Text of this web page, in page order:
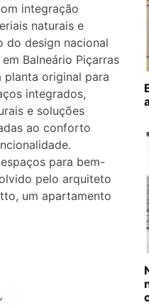
integração
naturais e
do design nacional
Balneário Piçarras
planta original para
integrados,
e soluções
ao conforto
para bem-
pelo arquiteto
um apartamento